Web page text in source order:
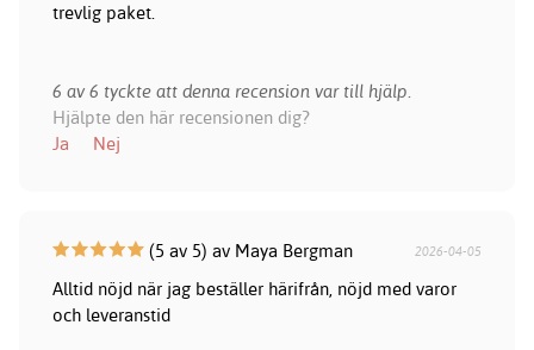
trevlig paket.
6 av 6 tyckte att denna recension var till hjälp.
Hjälpte den här recensionen dig?
Ja
Nej
(5 av 5) av Maya Bergman 2026-04-05
Alltid nöjd när jag beställer härifrån, nöjd med varor
och leveranstid